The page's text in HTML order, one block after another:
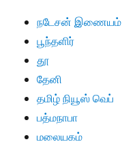
நடேசன் இணையம்
பூந்தளிர்
தூ
தேனி
தமிழ் நியூஸ் வெப்
பத்மநாபா
மலையகம்